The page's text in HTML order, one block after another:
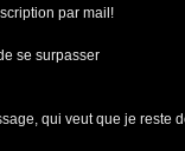
par mail!
se surpasser
qui veut que je reste